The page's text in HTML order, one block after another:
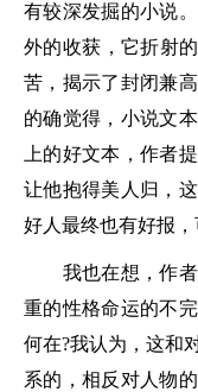
有较深发掘的小说
外的收获，它折射
苦，揭示了封闭兼
的确觉得，小说文
上的好文本，作者
让他抱得美人归，
好人最终也有好报，
我也在想，作者
重的性格命运的不
何在?我认为，这和
系的，相反对人物